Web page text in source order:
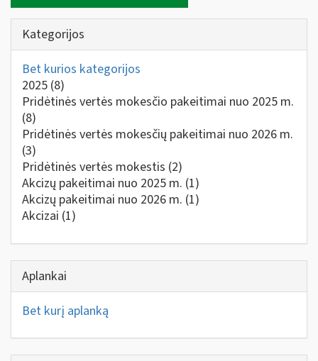
Kategorijos
Bet kurios kategorijos
2025 (8)
Pridėtinės vertės mokesčio pakeitimai nuo 2025 m.
(8)
Pridėtinės vertės mokesčių pakeitimai nuo 2026 m.
(3)
Pridėtinės vertės mokestis (2)
Akcizų pakeitimai nuo 2025 m. (1)
Akcizų pakeitimai nuo 2026 m. (1)
Akcizai (1)
Aplankai
Bet kurį aplanką